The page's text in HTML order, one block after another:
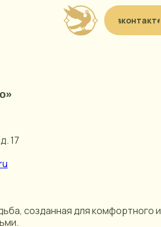
вконтакте
17
созданная для комфортного и